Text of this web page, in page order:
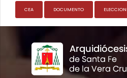
CEA DOCUMENTO